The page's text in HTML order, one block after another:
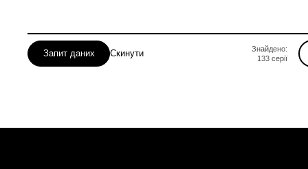
Запит даних Скинути
Знайдено:
133 серії